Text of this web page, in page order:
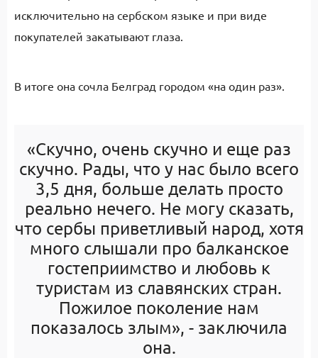
исключительно на сербском языке и при виде
покупателей закатывают глаза.
В итоге она сочла Белград городом «на один раз».
«Скучно, очень скучно и еще раз
скучно. Рады, что у нас было всего
3,5 дня, больше делать просто
реально нечего. Не могу сказать,
что сербы приветливый народ, хотя
много слышали про балканское
гостеприимство и любовь к
туристам из славянских стран.
Пожилое поколение нам
показалось злым», - заключила
она.